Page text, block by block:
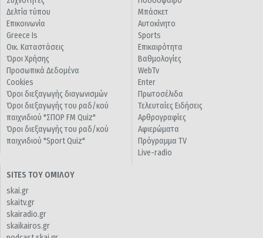
Δελτία τύπου
Επικοινωνία
Greece Is
Οικ. Καταστάσεις
Όροι Χρήσης
Προσωπικά Δεδομένα
Cookies
Όροι διεξαγωγής διαγωνισμών
Όροι διεξαγωγής του ραδ/κού
παιχνιδιού "ΣΠΟΡ FM Quiz"
Όροι διεξαγωγής του ραδ/κού
παιχνιδιού "Sport Quiz"
Μπάσκετ
Αυτοκίνητο
Sports
Επικαιρότητα
Βαθμολογίες
WebTv
Enter
Πρωτοσέλιδα
Τελευταίες Ειδήσεις
Αρθρογραφίες
Αφιερώματα
Πρόγραμμα TV
Live-radio
SITES ΤΟΥ ΟΜΙΛΟΥ
skai.gr
skaitv.gr
skairadio.gr
skaikairos.gr